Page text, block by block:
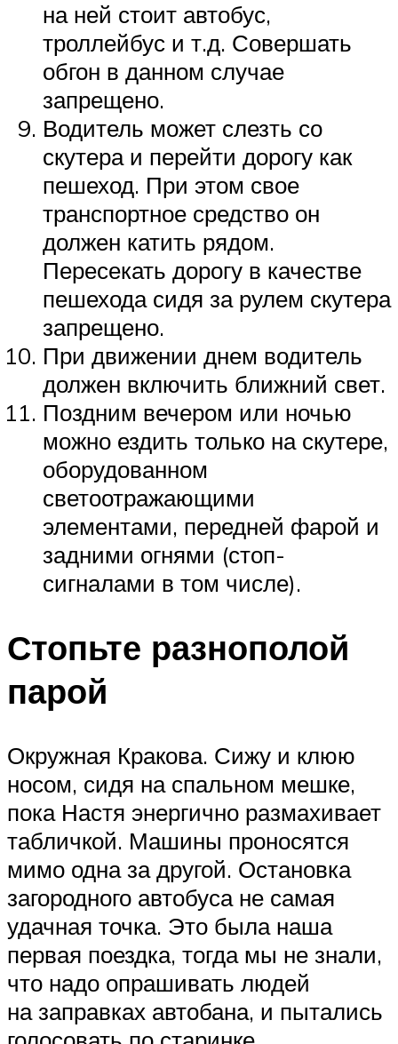
на ней стоит автобус,
троллейбус и т.д. Совершать
обгон в данном случае
запрещено.
Водитель может слезть со
скутера и перейти дорогу как
пешеход. При этом свое
транспортное средство он
должен катить рядом.
Пересекать дорогу в качестве
пешехода сидя за рулем скутера
запрещено.
При движении днем водитель
должен включить ближний свет.
Поздним вечером или ночью
можно ездить только на скутере,
оборудованном
светоотражающими
элементами, передней фарой и
задними огнями (стоп-
сигналами в том числе).
Стопьте разнополой
парой
Окружная Кракова. Сижу и клюю
носом, сидя на спальном мешке,
пока Настя энергично размахивает
табличкой. Машины проносятся
мимо одна за другой. Остановка
загородного автобуса не самая
удачная точка. Это была наша
первая поездка, тогда мы не знали,
что надо опрашивать людей
на заправках автобана, и пытались